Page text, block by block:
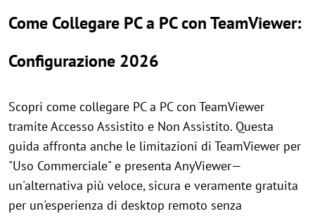
Come Collegare PC a PC con TeamViewer:
Configurazione 2026
Scopri come collegare PC a PC con TeamViewer
tramite Accesso Assistito e Non Assistito. Questa
guida affronta anche le limitazioni di TeamViewer per
"Uso Commerciale" e presenta AnyViewer—
un'alternativa più veloce, sicura e veramente gratuita
per un'esperienza di desktop remoto senza